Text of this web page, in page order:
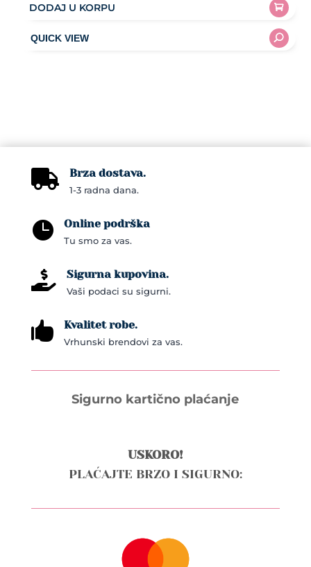
DODAJ U KORPU
 Brza dostava.
1-3 radna dana.
 Online podrška
Tu smo za vas.
 Sigurna kupovina.
Vaši podaci su sigurni.
 Kvalitet robe.
Vrhunski brendovi za vas.
Sigurno kartično plaćanje
USKORO!
PLAĆAJTE BRZO I SIGURNO: